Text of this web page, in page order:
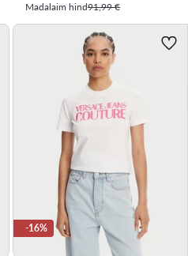
Madalaim hind91,99 €
-16%